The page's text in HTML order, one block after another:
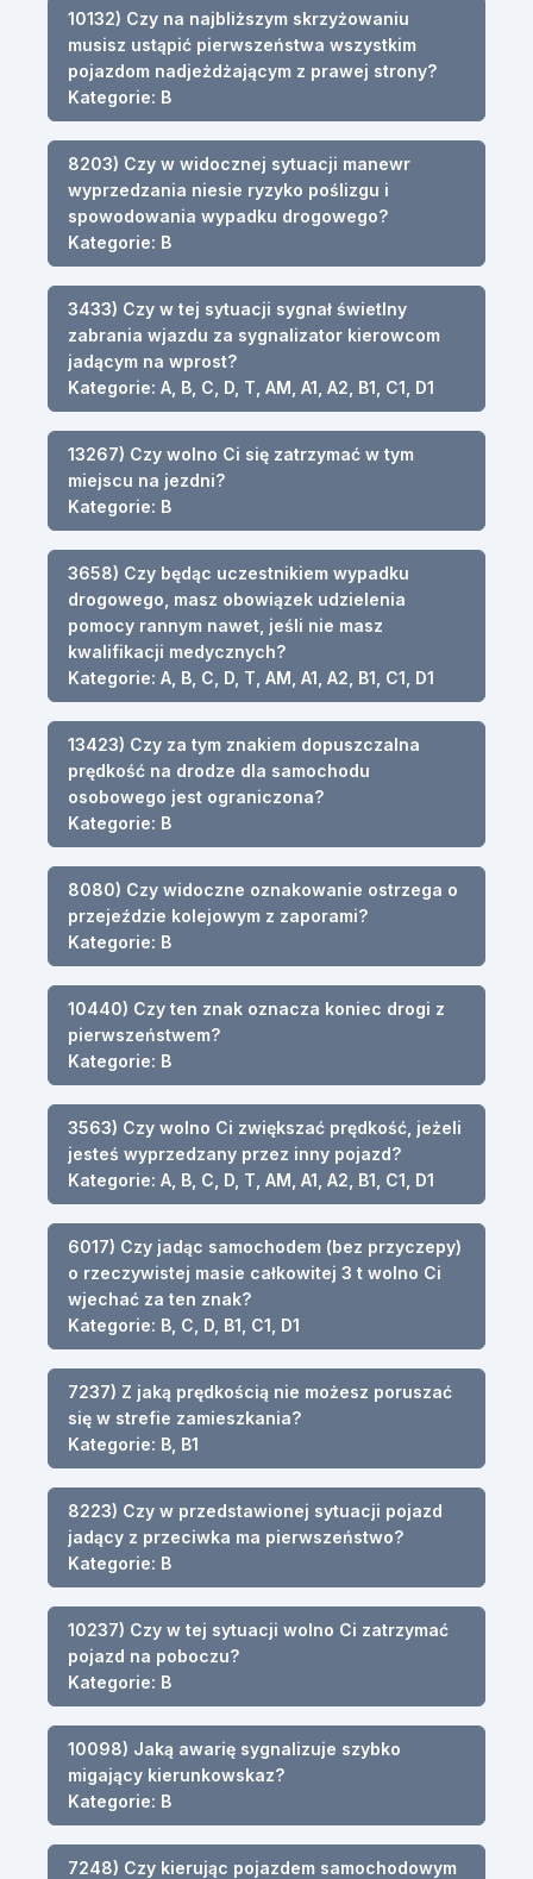
10132) Czy na najbliższym skrzyżowaniu
musisz ustąpić pierwszeństwa wszystkim
pojazdom nadjeżdżającym z prawej strony?
Kategorie: B
8203) Czy w widocznej sytuacji manewr
wyprzedzania niesie ryzyko poślizgu i
spowodowania wypadku drogowego?
Kategorie: B
3433) Czy w tej sytuacji sygnał świetlny
zabrania wjazdu za sygnalizator kierowcom
jadącym na wprost?
Kategorie: A, B, C, D, T, AM, A1, A2, B1, C1, D1
13267) Czy wolno Ci się zatrzymać w tym
miejscu na jezdni?
Kategorie: B
3658) Czy będąc uczestnikiem wypadku
drogowego, masz obowiązek udzielenia
pomocy rannym nawet, jeśli nie masz
kwalifikacji medycznych?
Kategorie: A, B, C, D, T, AM, A1, A2, B1, C1, D1
13423) Czy za tym znakiem dopuszczalna
prędkość na drodze dla samochodu
osobowego jest ograniczona?
Kategorie: B
8080) Czy widoczne oznakowanie ostrzega o
przejeździe kolejowym z zaporami?
Kategorie: B
10440) Czy ten znak oznacza koniec drogi z
pierwszeństwem?
Kategorie: B
3563) Czy wolno Ci zwiększać prędkość, jeżeli
jesteś wyprzedzany przez inny pojazd?
Kategorie: A, B, C, D, T, AM, A1, A2, B1, C1, D1
6017) Czy jadąc samochodem (bez przyczepy)
o rzeczywistej masie całkowitej 3 t wolno Ci
wjechać za ten znak?
Kategorie: B, C, D, B1, C1, D1
7237) Z jaką prędkością nie możesz poruszać
się w strefie zamieszkania?
Kategorie: B, B1
8223) Czy w przedstawionej sytuacji pojazd
jadący z przeciwka ma pierwszeństwo?
Kategorie: B
10237) Czy w tej sytuacji wolno Ci zatrzymać
pojazd na poboczu?
Kategorie: B
10098) Jaką awarię sygnalizuje szybko
migający kierunkowskaz?
Kategorie: B
7248) Czy kierując pojazdem samochodowym